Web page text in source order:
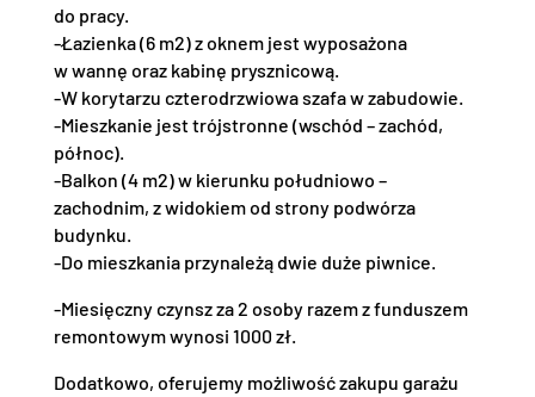
do pracy.
-Łazienka (6 m2) z oknem jest wyposażona
w wannę oraz kabinę prysznicową.
-W korytarzu czterodrzwiowa szafa w zabudowie.
-Mieszkanie jest trójstronne (wschód – zachód,
północ).
-Balkon (4 m2) w kierunku południowo –
zachodnim, z widokiem od strony podwórza
budynku.
-Do mieszkania przynależą dwie duże piwnice.
-Miesięczny czynsz za 2 osoby razem z funduszem
remontowym wynosi 1000 zł.
Dodatkowo, oferujemy możliwość zakupu garażu